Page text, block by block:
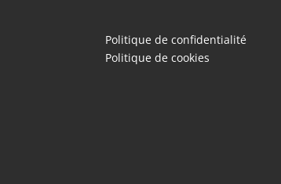
Politique de confidentialité
Politique de cookies